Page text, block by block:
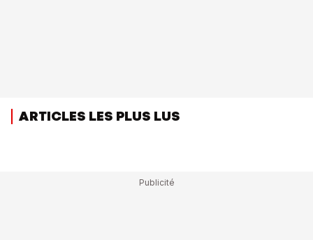
ARTICLES LES PLUS LUS